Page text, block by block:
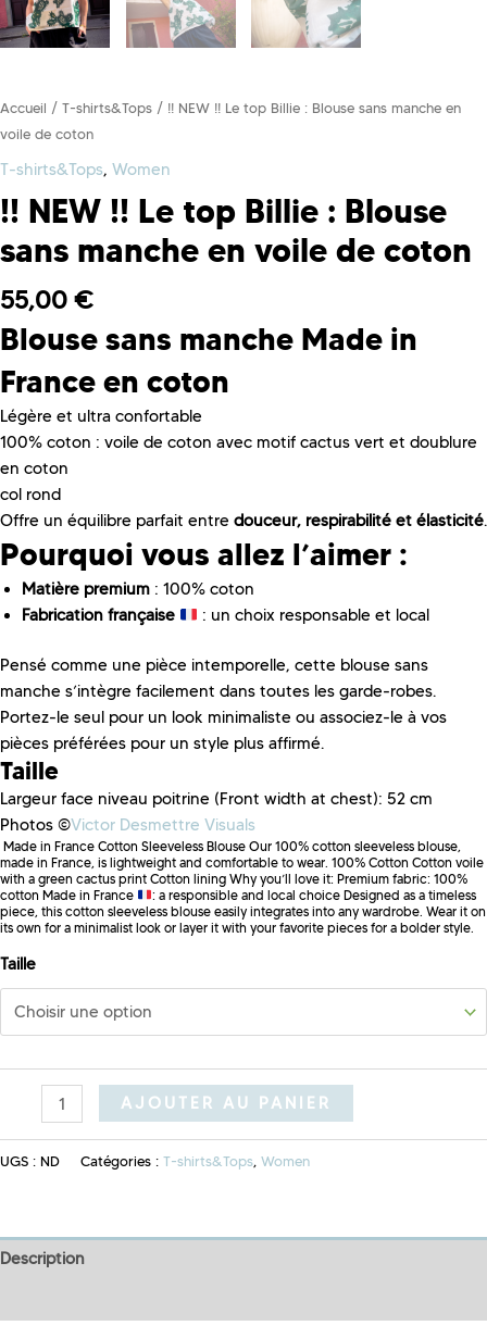
Accueil / T-shirts&Tops / !! NEW !! Le top Billie : Blouse sans manche en
voile de coton
T-shirts&Tops, Women
!! NEW !! Le top Billie : Blouse
sans manche en voile de coton
55,00 €
Blouse sans manche Made in
France en coton
Légère et ultra confortable
100% coton : voile de coton avec motif cactus vert et doublure
en coton
col rond
Offre un équilibre parfait entre douceur, respirabilité et élasticité.
Pourquoi vous allez l’aimer :
Matière premium : 100% coton
Fabrication française
: un choix responsable et local
Pensé comme une pièce intemporelle, cette blouse sans
manche s’intègre facilement dans toutes les garde-robes.
Portez-le seul pour un look minimaliste ou associez-le à vos
pièces préférées pour un style plus affirmé.
Taille
Largeur face niveau poitrine (Front width at chest): 52 cm
Photos ©Victor Desmettre Visuals
Made in France Cotton Sleeveless Blouse Our 100% cotton sleeveless blouse,
made in France, is lightweight and comfortable to wear. 100% Cotton Cotton voile
with a green cactus print Cotton lining Why you’ll love it: Premium fabric: 100%
cotton Made in France
: a responsible and local choice Designed as a timeless
piece, this cotton sleeveless blouse easily integrates into any wardrobe. Wear it on
its own for a minimalist look or layer it with your favorite pieces for a bolder style.
Taille
AJOUTER AU PANIER
UGS : ND Catégories : T-shirts&Tops, Women
Description